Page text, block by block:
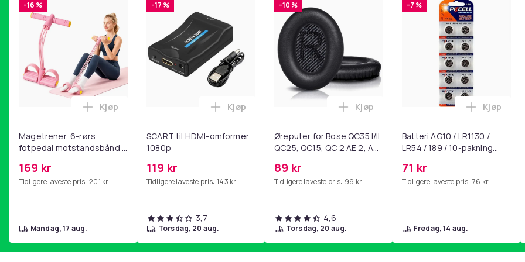
-16 %
Magetrener, 6-rørs
fotpedal motstandsbånd -
yoga og
hjemmegymnastikk Pink
169 kr
Tidligere laveste pris: 201 kr
Legg Magetrener, 6-rørs fotpedal motstandsbånd - mage- og kjernetrening, yoga og
Kjøp
mandag, 17 aug.
-17 %
SCART til HDMI-omformer
1080p
119 kr
Tidligere laveste pris: 143 kr
Legg SCART til HDMI-omformer 1080p i handlekurven
Kjøp
3,7
torsdag, 20 aug.
-10 %
Øreputer for Bose QC35 I/II,
QC25, QC15, QC 2 AE 2, AE
SoundLink Black
89 kr
Tidligere laveste pris: 99 kr
Legg Øreputer for Bose QC35 I/II, QC25,
Kjøp
4,6
torsdag, 20 aug.
-7 %
Batteri AG10 / LR1130 /
LR54 / 189 / 10-pakning
71 kr
Tidligere laveste pris: 76 kr
Legg
Kjøp
fredag, 14 aug.